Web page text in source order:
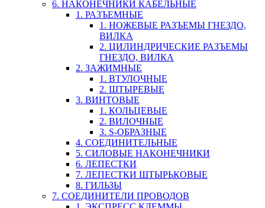
6. НАКОНЕЧНИКИ КАБЕЛЬНЫЕ
1. РАЗЪЕМНЫЕ
1. НОЖЕВЫЕ РАЗЪЕМЫ ГНЕЗДО,
ВИЛКА
2. ЦИЛИНДРИЧЕСКИЕ РАЗЪЕМЫ
ГНЕЗДО, ВИЛКА
2. ЗАЖИМНЫЕ
1. ВТУЛОЧНЫЕ
2. ШТЫРЕВЫЕ
3. ВИНТОВЫЕ
1. КОЛЬЦЕВЫЕ
2. ВИЛОЧНЫЕ
3. S-ОБРАЗНЫЕ
4. СОЕДИНИТЕЛЬНЫЕ
5. СИЛОВЫЕ НАКОНЕЧНИКИ
6. ЛЕПЕСТКИ
7. ЛЕПЕСТКИ ШТЫРЬКОВЫЕ
8. ГИЛЬЗЫ
7. СОЕДИНИТЕЛИ ПРОВОДОВ